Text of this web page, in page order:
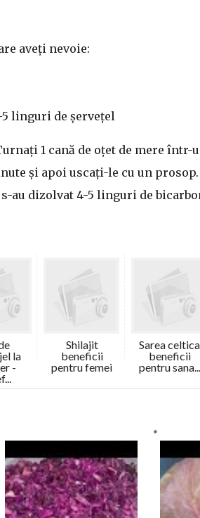
aveți nevoie:
5 linguri de șervețel
1 cană de oțet de mere
și apoi uscați-le cu un
au dizolvat 4-5 linguri de
la
-
Shilajit
beneficii
pentru femei
Sarea celtica
beneficii
pentru sana...